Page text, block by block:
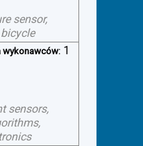
sensor,
wykonawców: 1
sensors,